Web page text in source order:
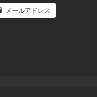
メールアドレス